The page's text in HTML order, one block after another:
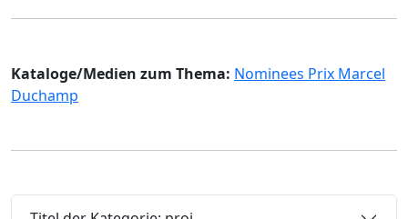
Kataloge/Medien zum Thema: Nominees Prix Marcel
Duchamp